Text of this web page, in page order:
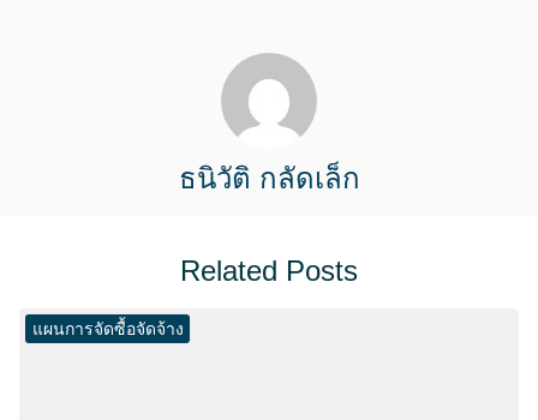
ธนิวัติ กลัดเล็ก
Related Posts
แผนการจัดซื้อจัดจ้าง